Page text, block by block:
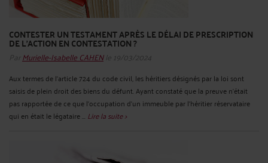
CONTESTER UN TESTAMENT APRÈS LE DÉLAI DE PRESCRIPTION
DE L’ACTION EN CONTESTATION ?
Par Murielle-Isabelle CAHENle 19/03/2024
Aux termes de l'article 724 du code civil, les héritiers désignés par la loi sont
saisis de plein droit des biens du défunt. Ayant constaté que la preuve n'était
pas rapportée de ce que l'occupation d'un immeuble par l'héritier réservataire
qui en était le légataire ... Lire la suite >